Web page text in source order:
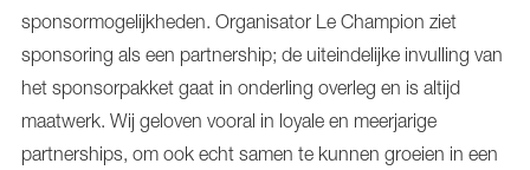
sponsormogelijkheden. Organisator Le Champion ziet
sponsoring als een partnership; de uiteindelijke invulling van
het sponsorpakket gaat in onderling overleg en is altijd
maatwerk. Wij geloven vooral in loyale en meerjarige
partnerships, om ook echt samen te kunnen groeien in een